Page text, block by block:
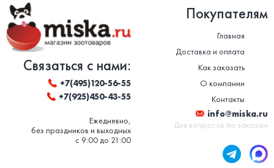
Связаться с нами:
+7(495)120-56-55
+7(925)450-43-55
Ежедневно,
без праздников и выходных
с 9:00 до 21:00
Покупателям
Главная
Доставка и оплата
Как заказать
О компании
Контакты
info@miska.ru
Для вопросов по заказам